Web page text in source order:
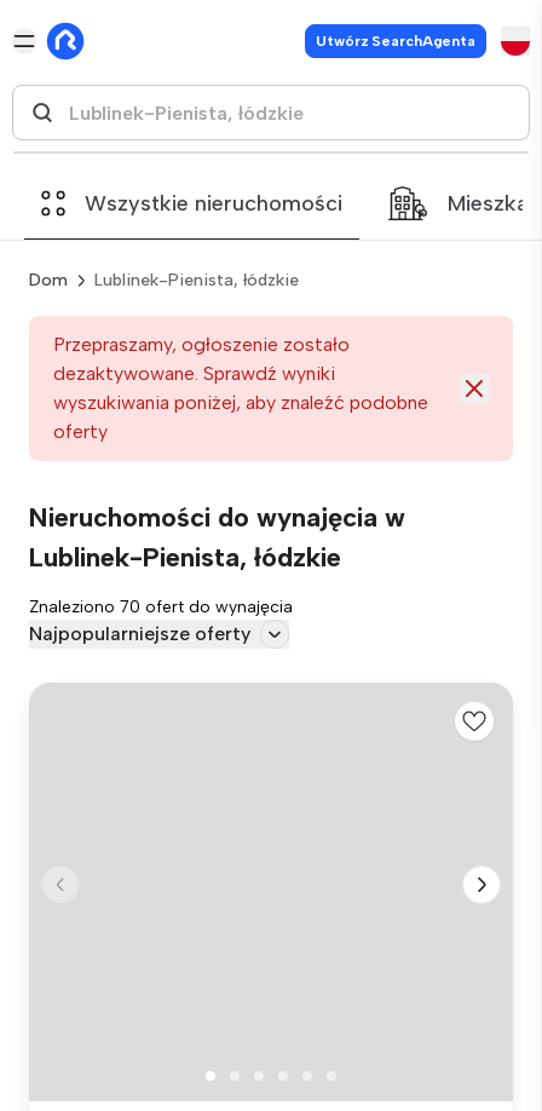
Utwórz SearchAgenta
Wszystkie nieruchomości
Dom Lublinek-Pienista, łódzkie
Przepraszamy, ogłoszenie zostało
dezaktywowane. Sprawdź wyniki
wyszukiwania poniżej, aby znaleźć podobne
oferty
Nieruchomości do wynajęcia w
Lublinek-Pienista, łódzkie
Znaleziono 70 ofert do wynajęcia
Najpopularniejsze oferty